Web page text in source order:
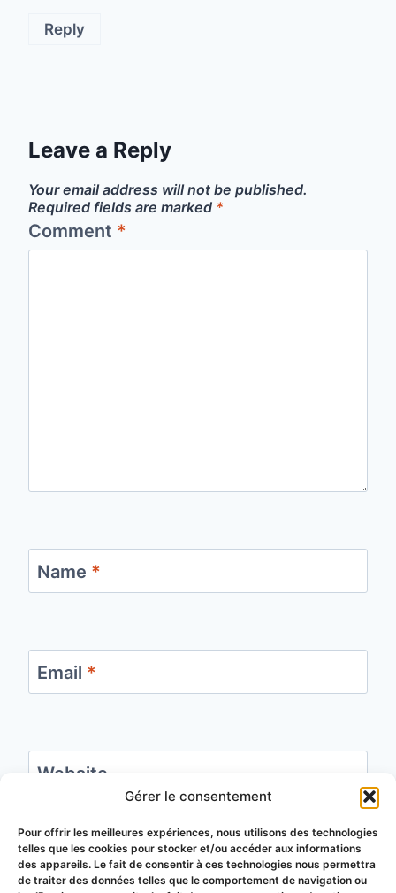
Gérer le consentement
Pour offrir les meilleures expériences, nous utilisons des technologies
telles que les cookies pour stocker et/ou accéder aux informations
des appareils. Le fait de consentir à ces technologies nous permettra
de traiter des données telles que le comportement de navigation ou
Reply
Leave a Reply
Your email address will not be published.
Required fields are marked *
Comment *
Name *
Email *
Website
Save my name, email, and website in this
browser for the next time I comment.